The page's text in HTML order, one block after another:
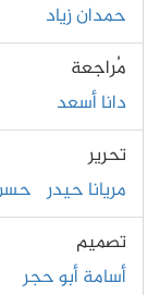
حمدان زياد
مُراجعة
دانا أسعد
تحرير
مريانا حيدر
تصميم
أسامة أبو حجر